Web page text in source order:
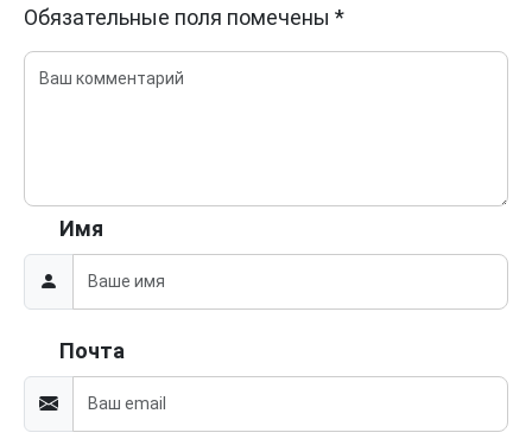
Обязательные поля помечены *
Имя
Почта